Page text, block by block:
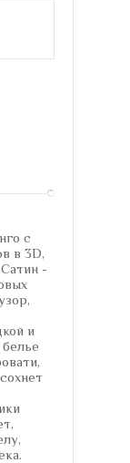
с
в 3D,
-
и